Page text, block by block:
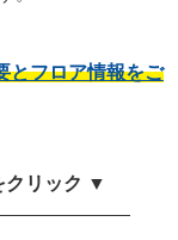
とフロア情報をご
クリック ▼